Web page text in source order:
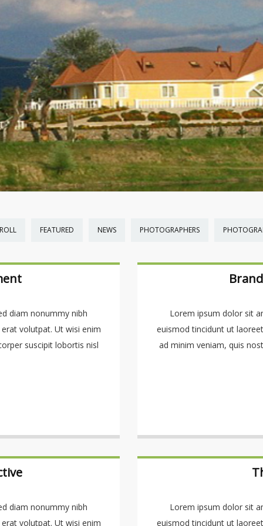
FEATURED NEWS PHOTOGRAPHERS
diam nonummy nibh
volutpat. Ut wisi enim
suscipit lobortis nisl
Lorem ipsum dolor sit
euismod tincidunt ut
ad minim veniam, quis
diam nonummy nibh
volutpat. Ut wisi enim
Lorem ipsum dolor sit
euismod tincidunt ut